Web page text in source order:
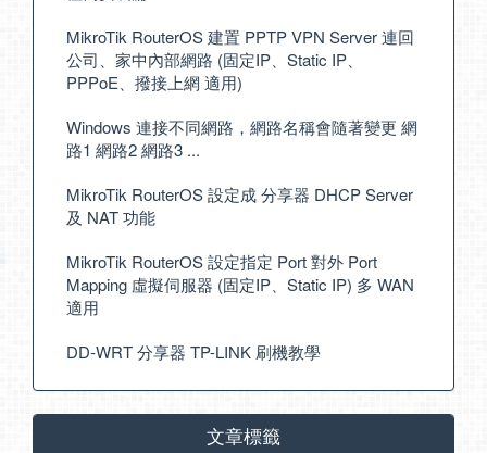
MikroTik RouterOS 建置 PPTP VPN Server 連回
公司、家中內部網路 (固定IP、Static IP、
PPPoE、撥接上網 適用)
Windows 連接不同網路，網路名稱會隨著變更 網
路1 網路2 網路3 ...
MikroTik RouterOS 設定成 分享器 DHCP Server
及 NAT 功能
MikroTik RouterOS 設定指定 Port 對外 Port
Mapping 虛擬伺服器 (固定IP、Static IP) 多 WAN
適用
DD-WRT 分享器 TP-LINK 刷機教學
文章標籤